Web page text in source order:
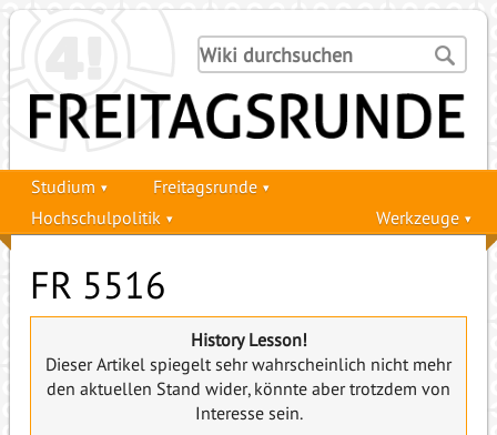
Studium
Freitagsrunde
Hochschulpolitik
Werkzeuge
FR 5516
History Lesson!
Dieser Artikel spiegelt sehr wahrscheinlich nicht mehr
den aktuellen Stand wider, könnte aber trotzdem von
Interesse sein.